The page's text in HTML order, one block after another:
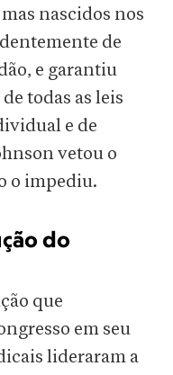
nascidos nos
de
e garantiu
todas as leis
e de
vetou o
o impediu.
do
que
em seu
lideraram a